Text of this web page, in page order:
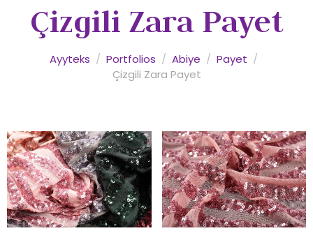
Çizgili Zara Payet
Ayyteks / Portfolios / Abiye / Payet /
Çizgili Zara Payet